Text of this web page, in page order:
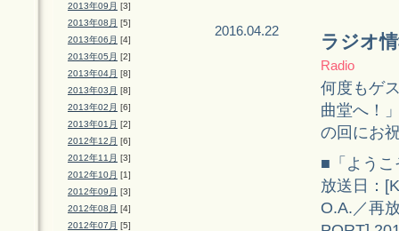
2013年09月 [3]
2013年08月 [5]
2013年06月 [4]
2013年05月 [2]
2013年04月 [8]
2013年03月 [8]
2013年02月 [6]
2013年01月 [2]
2012年12月 [6]
2012年11月 [3]
2012年10月 [1]
2012年09月 [3]
2012年08月 [4]
2012年07月 [5]
2016.04.22
ラジオ
Radio
何度もゲ
曲堂へ！
の回にお
■「よう
放送日：
O.A.／再